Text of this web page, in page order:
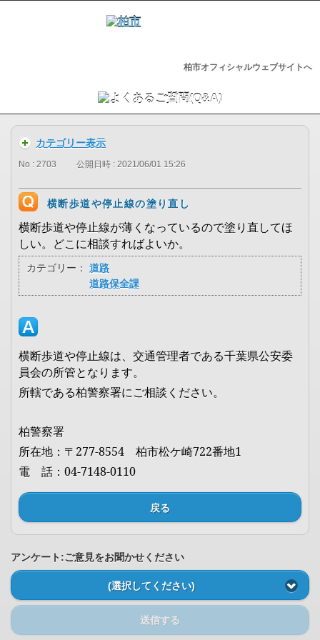
柏市オフィシャルウェブサイトへ
カテゴリー表示
No : 2703 公開日時 : 2021/06/01 15:26
横断歩道や停止線の塗り直し
横断歩道や停止線が薄くなっているので塗り直してほ
しい。どこに相談すればよいか。
カテゴリー：
道路
道路保全課
横断歩道や停止線は、交通管理者である千葉県公安委
員会の所管となります。
所轄である柏警察署にご相談ください。
柏警察署
所在地：〒 277-8554 柏市松ケ崎722番地1
電 話： 04-7148-0110
戻る
アンケート:ご意見をお聞かせください
(選択してください)
送信する